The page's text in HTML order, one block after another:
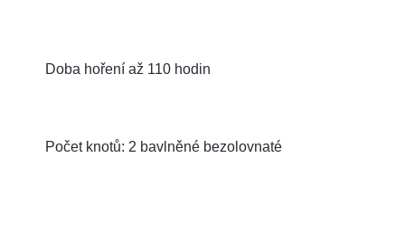
Doba hoření až 110 hodin
Počet knotů: 2 bavlněné bezolovnaté